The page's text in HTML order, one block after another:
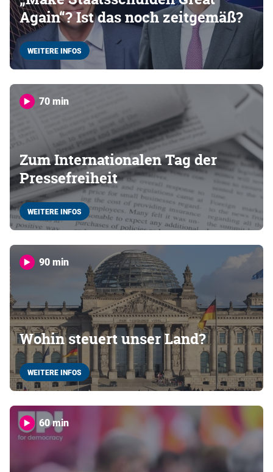
Again“? Ist das noch zeitgemäß?
WEITERE INFOS
70 min
Zum Internationalen Tag der
Pressefreiheit
WEITERE INFOS
90 min
Wohin steuert unser Land?
WEITERE INFOS
60 min